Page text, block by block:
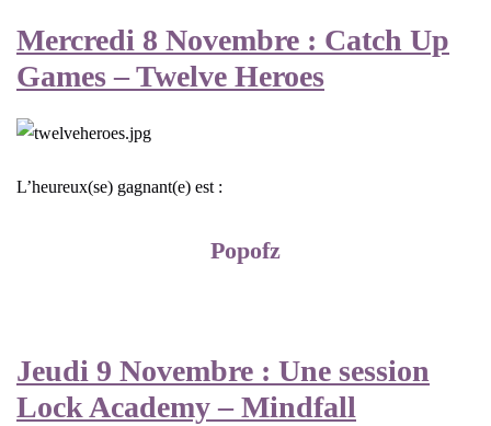
Mercredi 8 Novembre : Catch Up
Games – Twelve Heroes
L’heureux(se) gagnant(e) est :
Popofz
Jeudi 9 Novembre : Une session
Lock Academy – Mindfall